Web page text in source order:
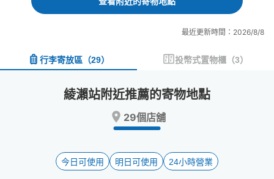
interact
and
interact
and
a
date.
key
to
最近更新時間：2026/8/8
行李寄放區 （29） 投幣式置物櫃 （3）
綾瀨站附近推薦的寄物地點
29個店舖
今日可使用 明日可使用 24小時營業